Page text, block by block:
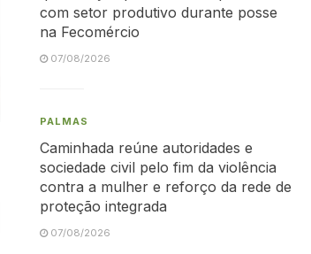
com setor produtivo durante posse
na Fecomércio
07/08/2026
PALMAS
Caminhada reúne autoridades e
sociedade civil pelo fim da violência
contra a mulher e reforço da rede de
proteção integrada
07/08/2026